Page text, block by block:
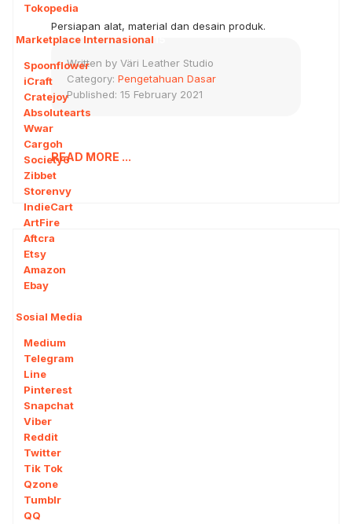
Tokopedia
Marketplace Internasional
Spoonflower
iCraft
Cratejoy
Absolutearts
Wwar
Cargoh
Society6
Zibbet
Storenvy
IndieCart
ArtFire
Aftcra
Etsy
Amazon
Ebay
Sosial Media
Medium
Telegram
Line
Pinterest
Snapchat
Viber
Reddit
Twitter
Tik Tok
Qzone
Tumblr
QQ
Persiapan alat, material dan desain produk.
Written by Väri Leather Studio
Category: Pengetahuan Dasar
Published: 15 February 2021
READ MORE ...